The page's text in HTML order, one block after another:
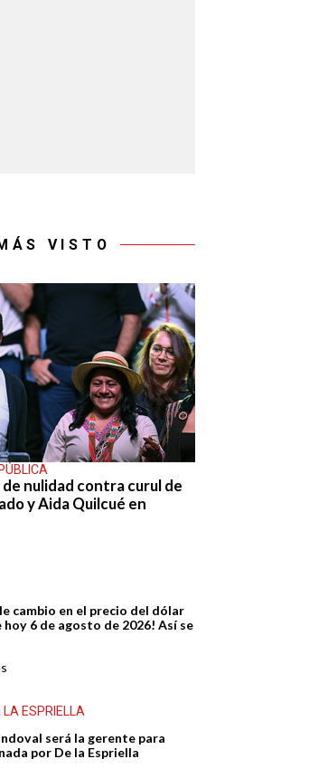
VISTO
nulidad contra curul de
y Aida Quilcué en
cambio en el precio del dólar
hoy 6 de agosto de 2026! Así se
LA ESPRIELLA
será la gerente para
por De la Espriella